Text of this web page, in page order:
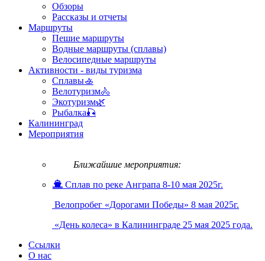
Обзоры
Рассказы и отчеты
Маршруты
Пешие маршруты
Водные маршруты (сплавы)
Велосипедные маршруты
Активности - виды туризма
Сплавы🚣
Велотуризм🚴
Экотуризм🌿
Рыбалка🎣
Калининград
Мероприятия
Ближайшие мероприятия:
Сплав по реке Анграпа 8-10 мая 2025г.
Велопробег «Дорогами Победы» 8 мая 2025г.
«День колеса» в Калининграде 25 мая 2025 года.
Ссылки
О нас